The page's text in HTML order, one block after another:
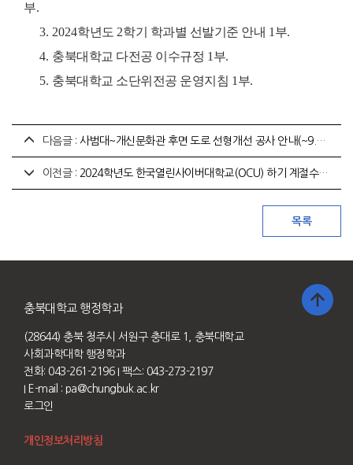
부.
3. 2024학년도 2학기 학과별 선발기준 안내 1 부.
4. 충북대학교 다전공 이수규정 1 부.
5. 충북대학교 소단위전공 운영지침 1 부.
다음글 : 사범대~개신문화관 후면 도로 선형개선 공사 안내(~9.9.까지)
이전글 : 2024학년도 한국열린사이버대학교(OCU) 하기 계절수업 학사일정 일부 변경 안내
충북대학교 행정학과
(28644) 충북 청주시 서원구 충대로 1, 충북대학교
사회과학대학 행정학과
전화: 043-261-2196 I 팩스: 043-273-2197
I E-mail : pa@chungbuk.ac.kr
로그인
개인정보처리방침